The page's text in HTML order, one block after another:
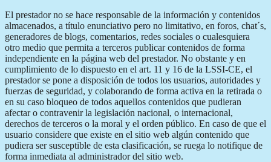
El prestador no se hace responsable de la información y contenidos
almacenados, a título enunciativo pero no limitativo, en foros, chat´s,
generadores de blogs, comentarios, redes sociales o cualesquiera
otro medio que permita a terceros publicar contenidos de forma
independiente en la página web del prestador. No obstante y en
cumplimiento de lo dispuesto en el art. 11 y 16 de la LSSI-CE, el
prestador se pone a disposición de todos los usuarios, autoridades y
fuerzas de seguridad, y colaborando de forma activa en la retirada o
en su caso bloqueo de todos aquellos contenidos que pudieran
afectar o contravenir la legislación nacional, o internacional,
derechos de terceros o la moral y el orden público. En caso de que el
usuario considere que existe en el sitio web algún contenido que
pudiera ser susceptible de esta clasificación, se ruega lo notifique de
forma inmediata al administrador del sitio web.